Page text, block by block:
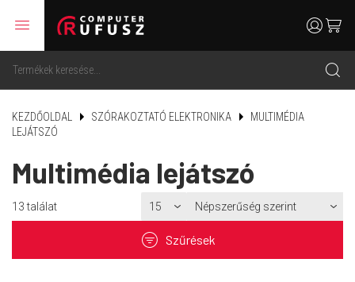
menu
search
usercart
KEZDŐOLDAL SZÓRAKOZTATÓ ELEKTRONIKA
MULTIMÉDIA
LEJÁTSZÓ
Multimédia lejátszó
13 találat
filter Szűrések